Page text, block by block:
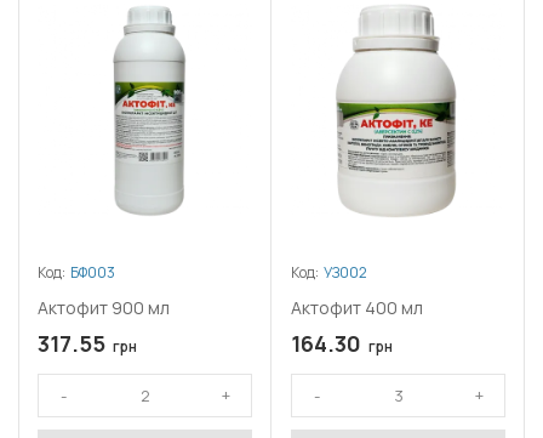
Код: БФ003
Актофит 900 мл
317.55 грн
Код: УЗ002
Актофит 400 мл
164.30 грн